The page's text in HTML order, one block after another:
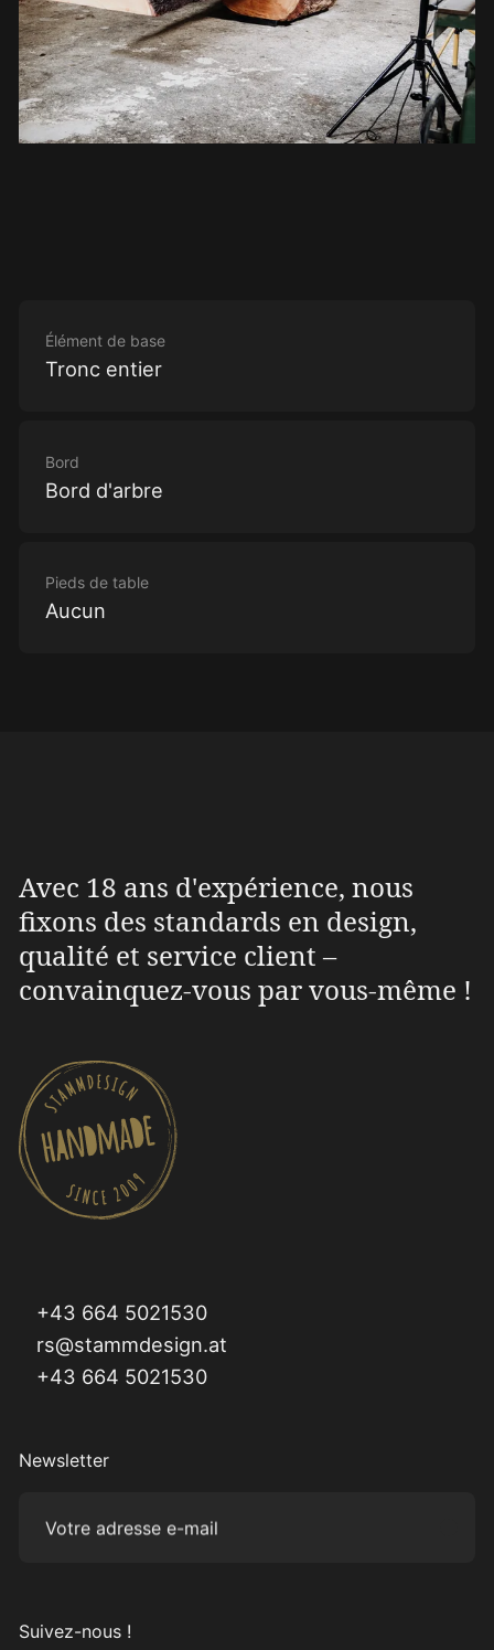
Élément de base
Tronc entier
Bord
Bord d'arbre
Pieds de table
Aucun
Avec 18 ans d'expérience, nous
fixons des standards en design,
qualité et service client –
convainquez-vous par vous-même !
+43 664 5021530
rs@stammdesign.at
+43 664 5021530
Newsletter
Votre adresse e-mail
Suivez-nous !